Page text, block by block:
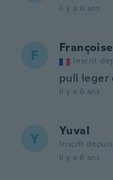
il y a 6 ans
F Françoise
Inscrit
pull leger
il y a 6 ans
Y Yuval
Inscrit depuis
il y a 6 ans